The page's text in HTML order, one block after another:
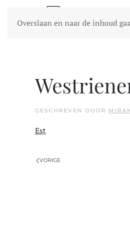
Overslaan en naar de inhoud
GESCHREVEN DOOR
Est
VORIGE